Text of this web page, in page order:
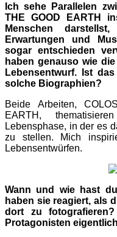
Ich sehe Parallelen
THE GOOD EARTH
Menschen
Erwartungen und
sogar entschieden
haben genauso wie
Lebensentwurf. Ist
solche Biographien?
Beide Arbeiten,
EARTH,
Lebensphase, in der es
zu stellen. Mich
Lebensentwürfen.
Wann und wie hast
haben sie reagiert, als
dort zu
Protagonisten